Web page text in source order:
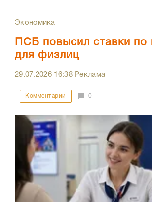
Экономика
ПСБ повысил ставки по
для физлиц
29.07.2026 16:38Реклама
Комментарии 0